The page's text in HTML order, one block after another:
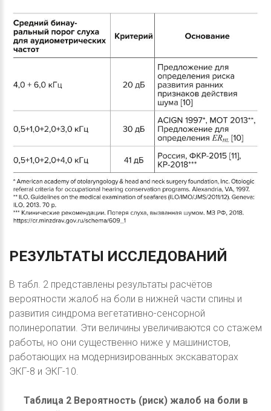
РЕЗУЛЬТАТЫ ИССЛЕДОВАНИЙ
В табл. 2 представлены результаты расчётов
вероятности жалоб на боли в нижней части спины и
развития синдрома вегетативно-сенсорной
полинеропатии. Эти величины увеличиваются со стажем
работы, но они существенно ниже у машинистов,
работающих на модернизированных экскаваторах
ЭКГ-8 и ЭКГ-10.
Таблица 2 Вероятность (риск) жалоб на боли в